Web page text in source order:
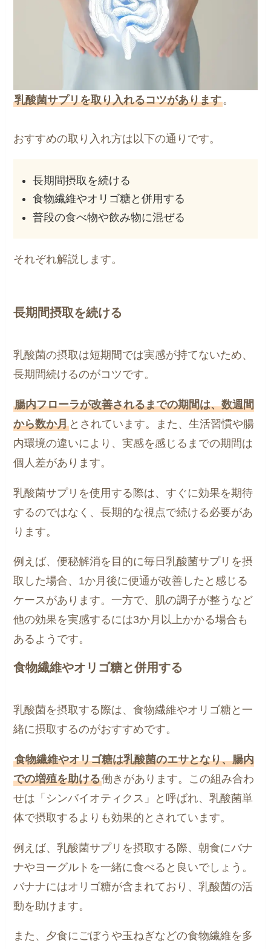
乳酸菌サプリを取り入れるコツがあります。
おすすめの取り入れ方は以下の通りです。
長期間摂取を続ける
食物繊維やオリゴ糖と併用する
普段の食べ物や飲み物に混ぜる
それぞれ解説します。
長期間摂取を続ける
乳酸菌の摂取は短期間では実感が持てないため、
長期間続けるのがコツです。
腸内フローラが改善されるまでの期間は、数週間
から数か月 とされています。また、生活習慣や腸
内環境の違いにより、実感を感じるまでの期間は
個人差があります。
乳酸菌サプリを使用する際は、すぐに効果を期待
するのではなく、長期的な視点で続ける必要があ
ります。
例えば、便秘解消を目的に毎日乳酸菌サプリを摂
取した場合、1か月後に便通が改善したと感じる
ケースがあります。一方で、肌の調子が整うなど
他の効果を実感するには3か月以上かかる場合も
あるようです。
食物繊維やオリゴ糖と併用する
乳酸菌を摂取する際は、食物繊維やオリゴ糖と一
緒に摂取するのがおすすめです。
食物繊維やオリゴ糖は乳酸菌のエサとなり、腸内
での増殖を助ける働きがあります。この組み合わ
せは「シンバイオティクス」と呼ばれ、乳酸菌単
体で摂取するよりも効果的とされています。
例えば、乳酸菌サプリを摂取する際、朝食にバナ
ナやヨーグルトを一緒に食べると良いでしょう。
バナナにはオリゴ糖が含まれており、乳酸菌の活
動を助けます。
また、夕食にごぼうや玉ねぎなどの食物繊維を多